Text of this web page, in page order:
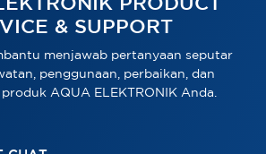
PRODUCT
& SUPPORT
menjawab pertanyaan seputar
penggunaan, perbaikan, dan
AQUA ELEKTRONIK Anda.